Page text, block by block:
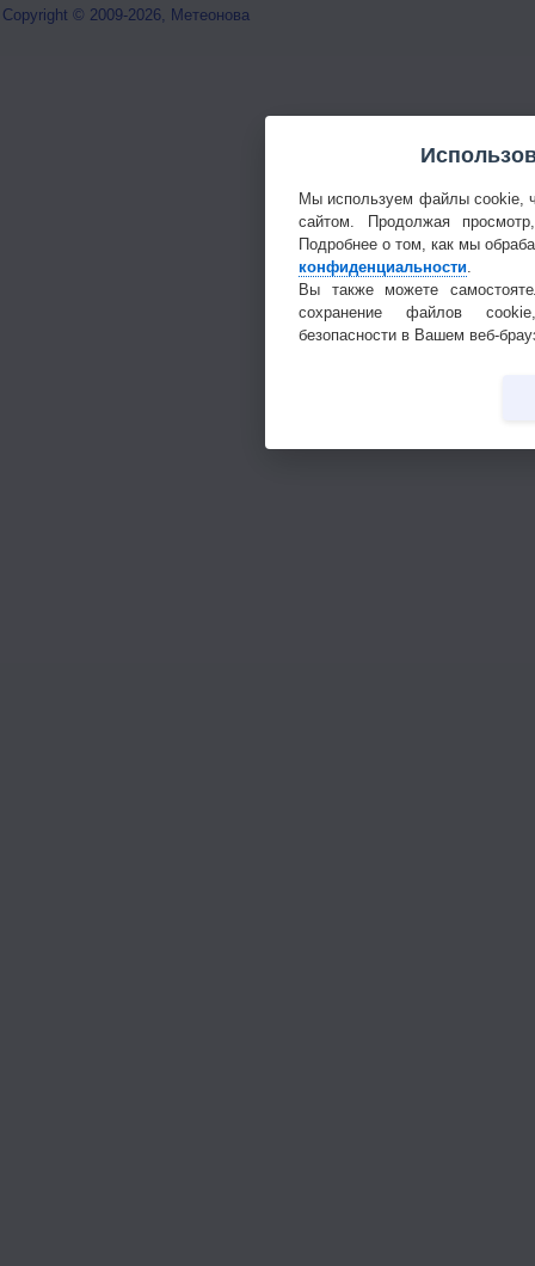
Copyright © 2009-2026, Метеонова
Мы используем файлы cookie,
сайтом. Продолжая
Подробнее о том, как мы
конфиденциальности.
Вы также можете
сохранение файлов
безопасности в Вашем веб-